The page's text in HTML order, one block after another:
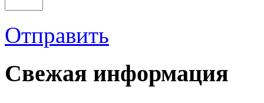
Отправить
Свежая информация